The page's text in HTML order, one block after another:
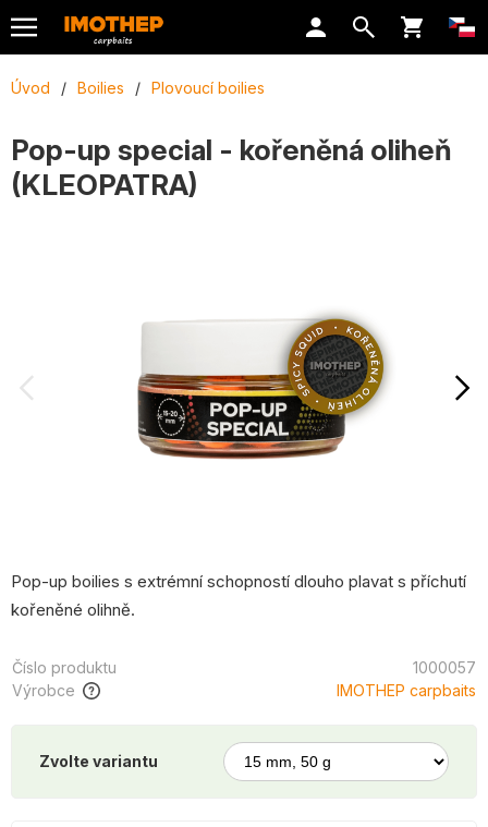
Úvod / Boilies / Plovoucí boilies
Pop-up special - kořeněná oliheň
(KLEOPATRA)
Pop-up boilies s extrémní schopností dlouho plavat s příchutí
kořeněné olihně.
Číslo produktu
1000057
Výrobce
IMOTHEP carpbaits
Zvolte variantu